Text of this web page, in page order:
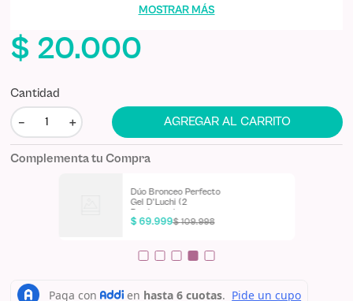
tirador de metal para mayor durabilidad. Dimensiones: 20 cm x 19
*La cartuchera puede variar su diseño según disponibilidad
MOSTRAR MÁS
$ 20.000
Cantidad
＋
－ AGREGAR AL CARRITO
Complementa tu Compra
Dúo Bronceo Perfecto
Gel D'Luchi (2
Productos)
$ 109.998
$ 69.999